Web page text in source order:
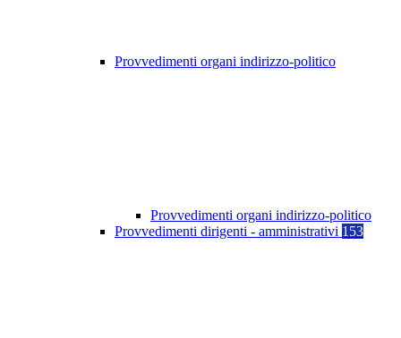
Provvedimenti organi indirizzo-politico
Provvedimenti organi indirizzo-politico
Provvedimenti dirigenti - amministrativi 153